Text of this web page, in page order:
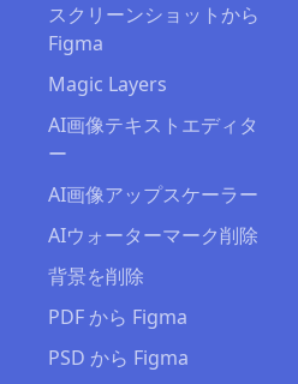
スクリーンショットから
Figma
Magic Layers
AI画像テキストエディタ
ー
AI画像アップスケーラー
AIウォーターマーク削除
背景を削除
PDF から Figma
PSD から Figma